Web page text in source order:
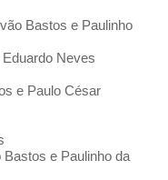
Bastos e Paulinho
Neves
e Paulo César
e Paulinho da